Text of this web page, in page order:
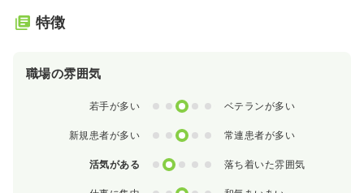
特徴
職場の雰囲気
若手が多い 0 1 2 3 4 ベテランが多い
新規患者が多い 0 1 2 3 4 常連患者が多い
活気がある 0 1 2 3 4 落ち着いた雰囲気